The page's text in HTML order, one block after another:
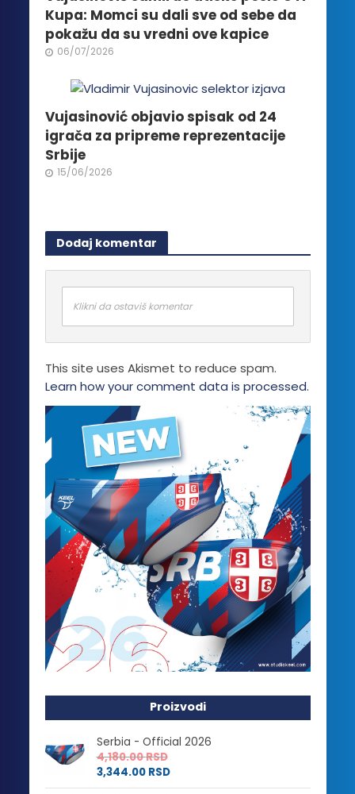
Kupa: Momci su dali sve od sebe da
pokažu da su vredni ove kapice
06/07/2026
Vujasinović objavio spisak od 24
igrača za pripreme reprezentacije
Srbije
15/06/2026
Dodaj komentar
Klikni da ostaviš komentar
This site uses Akismet to reduce spam.
Learn how your comment data is processed.
Proizvodi
Serbia - Official 2026
4,180.00RSD
3,344.00 RSD